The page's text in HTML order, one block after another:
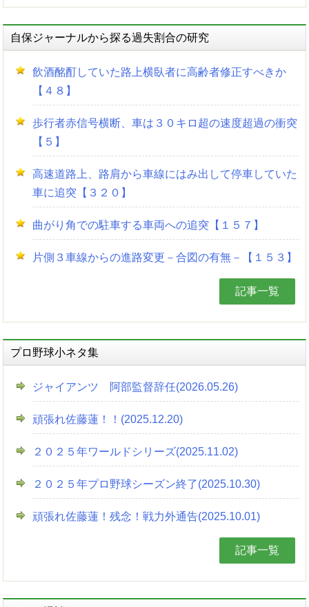
自保ジャーナルから探る過失割合の研究
飲酒酩酊していた路上横臥者に高齢者修正すべきか
【４８】
歩行者赤信号横断、車は３０キロ超の速度超過の衝突
【５】
高速道路上、路肩から車線にはみ出して停車していた
車に追突【３２０】
曲がり角での駐車する車両への追突【１５７】
片側３車線からの進路変更－合図の有無－【１５３】
記事一覧
プロ野球小ネタ集
ジャイアンツ 阿部監督辞任(2026.05.26)
頑張れ佐藤蓮！！(2025.12.20)
２０２５年ワールドシリーズ(2025.11.02)
２０２５年プロ野球シーズン終了(2025.10.30)
頑張れ佐藤蓮！残念！戦力外通告(2025.10.01)
記事一覧